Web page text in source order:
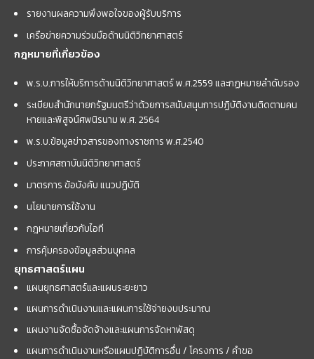
รายงานผลความพึงพอใจของผู้รับบริการ
เครือข่ายความร่วมมือด้านนิติวิทยาศาสตร์
กฎหมายที่เกี่ยวข้อง
พ.ร.บ.การให้บริการด้านนิติวิทยาศาสตร์ พ.ศ.2559 และกฏหมายลำดับรอง
ระเบียบสำนักนายกรัฐมนตรีว่าด้วยการสนับสนุนการปฏิบัติงานติดตามคน
หายและพิสูจน์ศพนิรนาม พ.ศ. 2564
พ.ร.บ.ข้อมูลข่าวสารของทางราชการ พ.ศ.2540
ประกาศสถาบันนิติวิทยาศาสตร์
มาตรการ ข้อบังคับ แนวปฏิบัติ
นโยบายการใช้งาน
กฎหมายเกี่ยวกับไอที
การคุ้มครองข้อมูลส่วนบุคคล
ยุทธศาสตร์แผน
แผนยุทธศาสตร์และแผนระยะยาว
แผนการดำเนินงานและแผนการใช้จ่ายงบประมาณ
แผนงานจัดซื้อจัดจ้างและแผนการจัดหาพัสดุ
แผนการดำเนินงานหรือแผนปฏิบัติการอื่น / โครงการ / คำขอ